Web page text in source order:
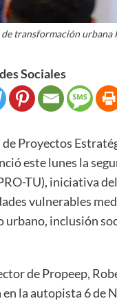
transformación urbana
Sociales
Proyectos
este lunes la
TU), iniciativa
vulnerables
inclusión
de Propeep,
en la autopista 6 de